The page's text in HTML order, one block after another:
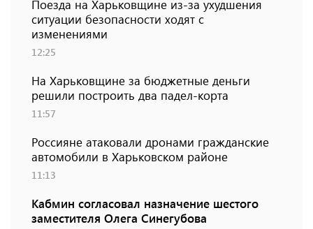
Поезда на Харьковщине из-за ухудшения
ситуации безопасности ходят с
изменениями
12:25
На Харьковщине за бюджетные деньги
решили построить два падел-корта
11:57
Россияне атаковали дронами гражданские
автомобили в Харьковском районе
11:13
Кабмин согласовал назначение шестого
заместителя Олега Синегубова